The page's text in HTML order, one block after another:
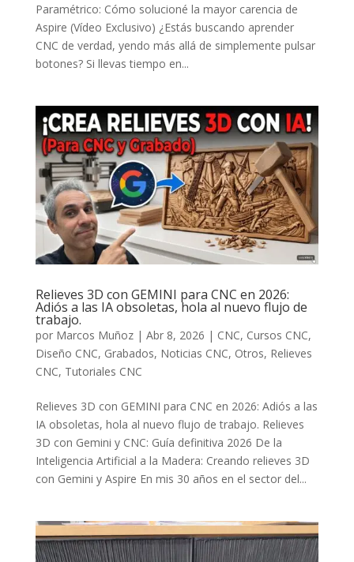
Paramétrico: Cómo solucioné la mayor carencia de
Aspire (Vídeo Exclusivo) ¿Estás buscando aprender
CNC de verdad, yendo más allá de simplemente pulsar
botones? Si llevas tiempo en...
Relieves 3D con GEMINI para CNC en 2026:
Adiós a las IA obsoletas, hola al nuevo flujo de
trabajo.
por Marcos Muñoz| Abr 8, 2026 | CNC, Cursos CNC,
Diseño CNC, Grabados, Noticias CNC, Otros, Relieves
CNC, Tutoriales CNC
Relieves 3D con GEMINI para CNC en 2026: Adiós a las
IA obsoletas, hola al nuevo flujo de trabajo. Relieves
3D con Gemini y CNC: Guía definitiva 2026 De la
Inteligencia Artificial a la Madera: Creando relieves 3D
con Gemini y Aspire En mis 30 años en el sector del...